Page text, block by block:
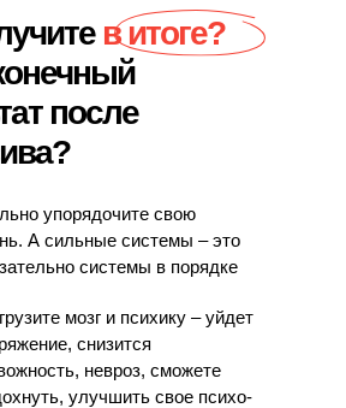
в итоге?
после
упорядочите свою
А сильные системы – это
системы в порядке
мозг и психику – уйдет
снизится
невроз, сможете
улучшить свое психо-